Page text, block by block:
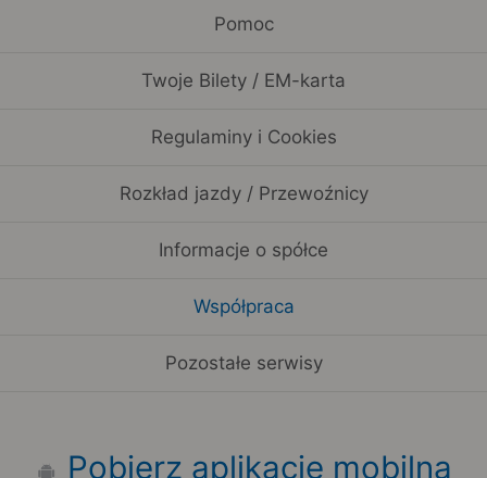
Pomoc
Twoje Bilety / EM-karta
Regulaminy i Cookies
Rozkład jazdy / Przewoźnicy
Informacje o spółce
Współpraca
Pozostałe serwisy
Pobierz aplikację mobilną